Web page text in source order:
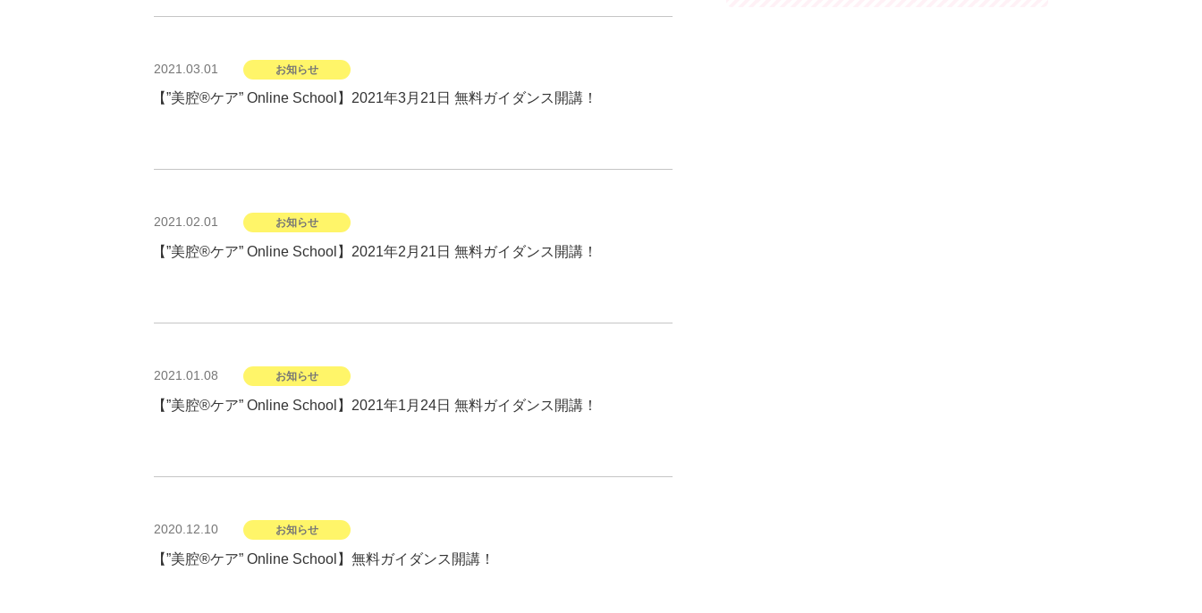
投
日:
2021.03.01 お知らせ
【”美腔®︎ケア” Online School】2021年3月21日 無料ガイダンス開講！
投
日:
2021.02.01 お知らせ
【”美腔®︎ケア” Online School】2021年2月21日 無料ガイダンス開講！
投
日:
2021.01.08 お知らせ
【”美腔®︎ケア” Online School】2021年1月24日 無料ガイダンス開講！
投
日:
2020.12.10 お知らせ
【”美腔®︎ケア” Online School】無料ガイダンス開講！